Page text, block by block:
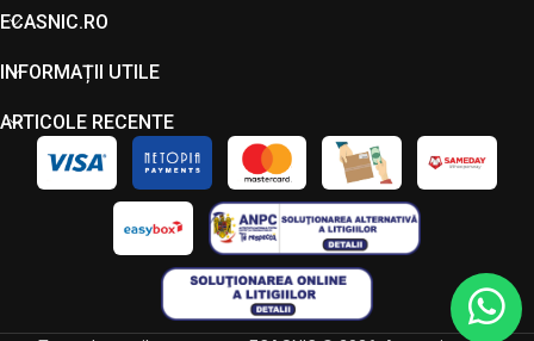
ECASNIC.RO
INFORMAȚII UTILE
ARTICOLE RECENTE